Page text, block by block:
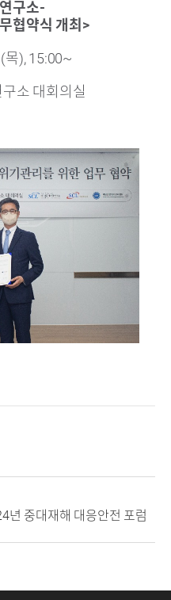
구소-
협약식 개최>
목), 15:00~
소 대회의실
년 중대재해 대응안전 포럼